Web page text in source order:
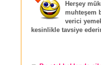
Herşey
muhteşem
verici
kesinlikle tavsiye